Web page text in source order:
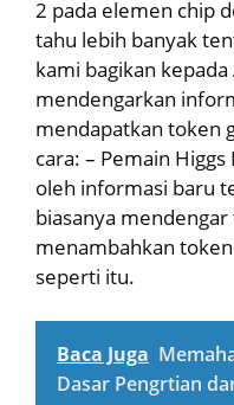
2 pada elemen chip
tahu lebih banyak
kami bagikan
mendengarkan
mendapatkan token
cara: – Pemain
oleh informasi baru
biasanya
menambahkan
seperti itu.
Baca Juga
Dasar Pengrtian